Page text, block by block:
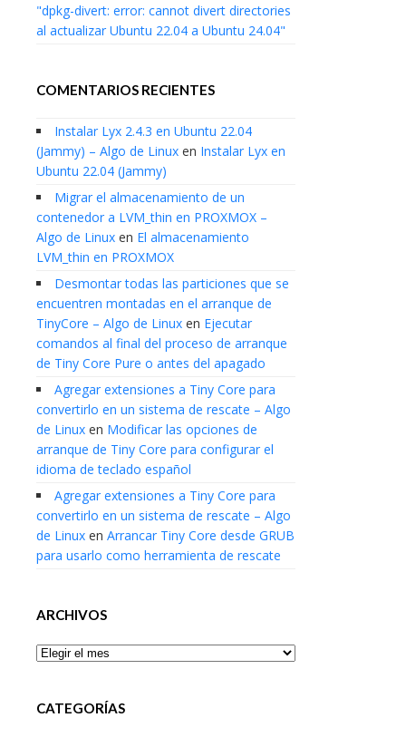
"dpkg-divert: error: cannot divert directories
al actualizar Ubuntu 22.04 a Ubuntu 24.04"
COMENTARIOS RECIENTES
Instalar Lyx 2.4.3 en Ubuntu 22.04
(Jammy) – Algo de Linux en Instalar Lyx en
Ubuntu 22.04 (Jammy)
Migrar el almacenamiento de un
contenedor a LVM_thin en PROXMOX –
Algo de Linux en El almacenamiento
LVM_thin en PROXMOX
Desmontar todas las particiones que se
encuentren montadas en el arranque de
TinyCore – Algo de Linux en Ejecutar
comandos al final del proceso de arranque
de Tiny Core Pure o antes del apagado
Agregar extensiones a Tiny Core para
convertirlo en un sistema de rescate – Algo
de Linux en Modificar las opciones de
arranque de Tiny Core para configurar el
idioma de teclado español
Agregar extensiones a Tiny Core para
convertirlo en un sistema de rescate – Algo
de Linux en Arrancar Tiny Core desde GRUB
para usarlo como herramienta de rescate
ARCHIVOS
Archivos
CATEGORÍAS